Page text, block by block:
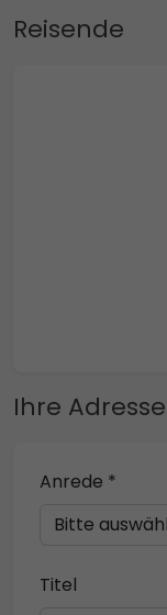
Reisende
Ihre Adresse
Anrede *
Titel